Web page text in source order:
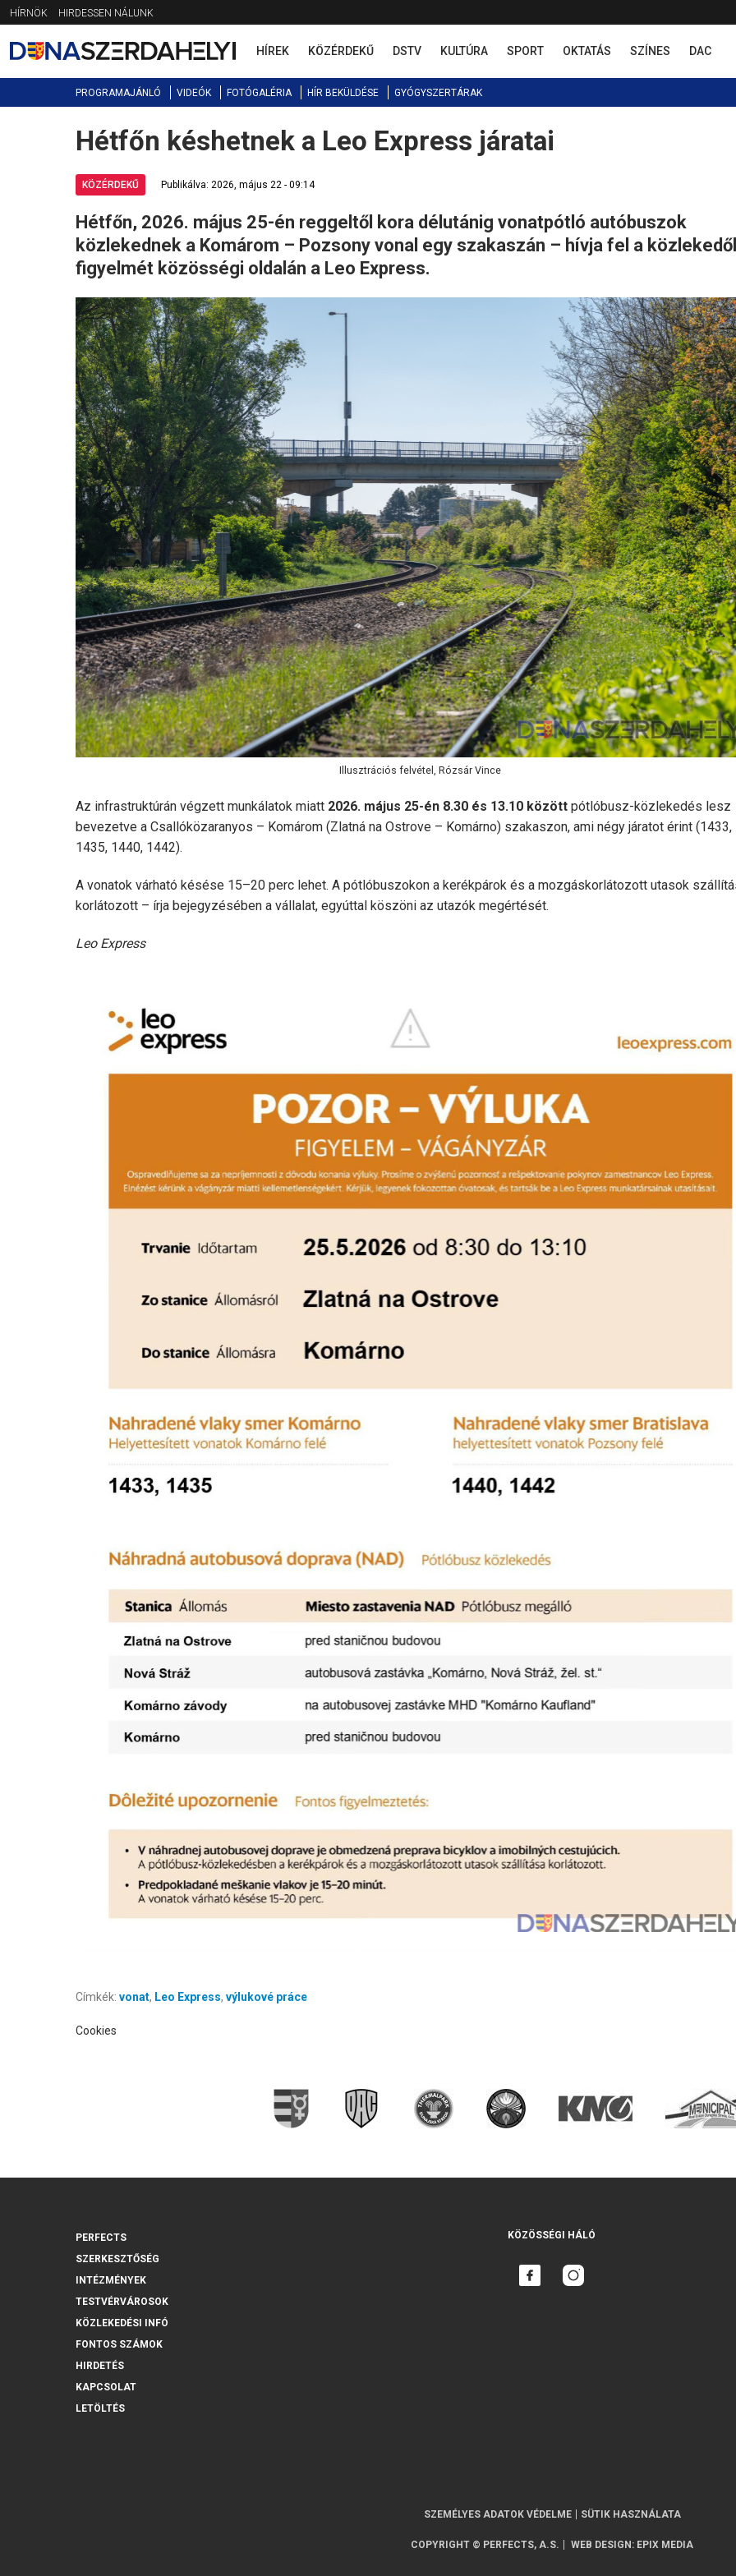
Jump
to
navigation
HÍRNÖK HIRDESSEN NÁLUNK
HÍREK KÖZÉRDEKŰ DSTV KULTÚRA SPORT OKTATÁS SZÍNES DAC
PROGRAMAJÁNLÓ VIDEÓK FOTÓGALÉRIA HÍR BEKÜLDÉSE GYÓGYSZERTÁRAK
Back
to
Hétfőn késhetnek a Leo Express járatai
KÖZÉRDEKŰ Publikálva: 2026, május 22 - 09:14
Hétfőn, 2026. május 25-én reggeltől kora délutánig vonatpótló autóbuszok
közlekednek a Komárom – Pozsony vonal egy szakaszán – hívja fel a
figyelmét közösségi oldalán a Leo Express.
Illusztrációs felvétel, Rózsár Vince
Az infrastruktúrán végzett munkálatok miatt 2026. május 25-én 8.30 és 13.10 közöttpótlóbusz-közlekedés lesz
bevezetve a Csallóközaranyos – Komárom (Zlatná na Ostrove – Komárno) szakaszon, ami négy járatot érint (1433,
1435, 1440, 1442).
A vonatok várható késése 15–20 perc lehet. A pótlóbuszokon a kerékpárok és a mozgáskorlátozott utasok
korlátozott – írja bejegyzésében a vállalat, egyúttal köszöni az utazók megértését.
Leo Express
Címkék: vonat, Leo Express, výlukové práce
Cookies
PERFECTS
SZERKESZTŐSÉG
INTÉZMÉNYEK
TESTVÉRVÁROSOK
KÖZLEKEDÉSI INFÓ
FONTOS SZÁMOK
HIRDETÉS
KAPCSOLAT
LETÖLTÉS
KÖZÖSSÉGI HÁLÓ
SZEMÉLYES ADATOK VÉDELME SÜTIK HASZNÁLATA
COPYRIGHT © PERFECTS, A.S. WEB DESIGN : EPIX MEDIA